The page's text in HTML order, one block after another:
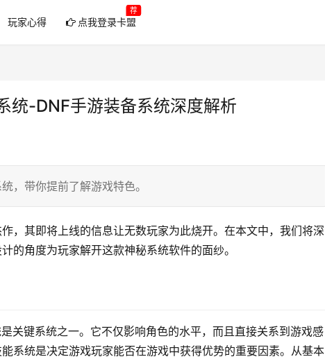
玩家心得 点我登录卡盟
荐
统-DNF手游装备系统深度解析
，带你提前了解游戏特色。
，其即将上线的信息让无数玩家为此烧开。在本文中，我们将深
的角度为玩家解开这款神秘系统软件的面纱。
关键系统之一。它不仅影响角色的水平，而且直接关系到游戏感
系统是决定游戏玩家能否在游戏中获得优势的重要因素。从基本